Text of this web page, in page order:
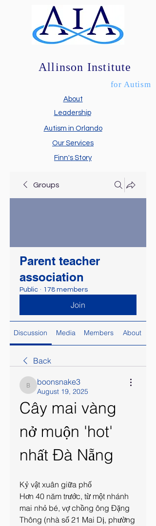
Allinson Institute
About
Leadership
Autism in Orlando
Finn's Story
Our Services
for Autism
Groups
Parent teacher
association
Public · 178 members
Join
Discussion Media Members About
Back
boonsnake3
boonsnake3
August 19, 2025
Cây mai vàng
nở muộn 'hot'
nhất Đà Nẵng
Kỷ vật xuân giữa phố
Hơn 40 năm trước, từ một nhánh
mai nhỏ bé, vợ chồng ông Đặng
Thông (nhà số 21 Mai Dị, phường